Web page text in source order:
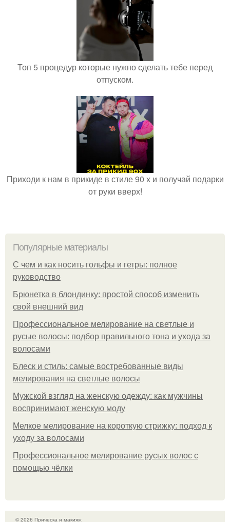
Топ 5 процедур которые нужно сделать тебе перед
отпуском.
Приходи к нам в прикиде в стиле 90 х и получай подарки
от руки вверх!
Популярные материалы
С чем и как носить гольфы и гетры: полное
руководство
Брюнетка в блондинку: простой способ изменить
свой внешний вид
Профессиональное мелирование на светлые и
русые волосы: подбор правильного тона и ухода за
волосами
Блеск и стиль: самые востребованные виды
мелирования на светлые волосы
Мужской взгляд на женскую одежду: как мужчины
воспринимают женскую моду
Мелкое мелирование на короткую стрижку: подход к
уходу за волосами
Профессиональное мелирование русых волос с
помощью чёлки
© 2026 Прическа и макияж